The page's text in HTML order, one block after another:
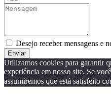
Desejo receber mensagens e
Enviar
Utilizamos cookies para garantir
experiência em nosso site. Se
assumiremos que está satisfeito